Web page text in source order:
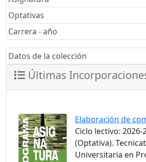
Optativas
Carrera - año
Datos de la colección
Últimas
Elaboración de
Ciclo lectivo: 2026-
(Optativa).
Universitaria en